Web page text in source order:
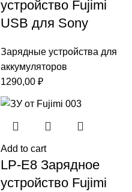
устройство Fujimi
USB для Sony
Зарядные устройства для
аккумуляторов
1290,00 ₽
Add to cart
LP-E8 Зарядное
устройство Fujimi